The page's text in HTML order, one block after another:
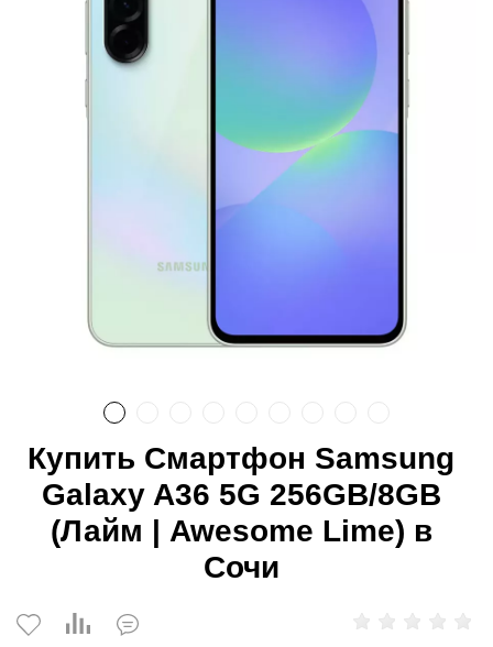
Купить Смартфон Samsung
Galaxy A36 5G 256GB/8GB
(Лайм | Awesome Lime) в
Сочи